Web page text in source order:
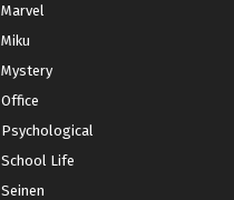
Marvel
Miku
Mystery
Office
Psychological
School Life
Seinen